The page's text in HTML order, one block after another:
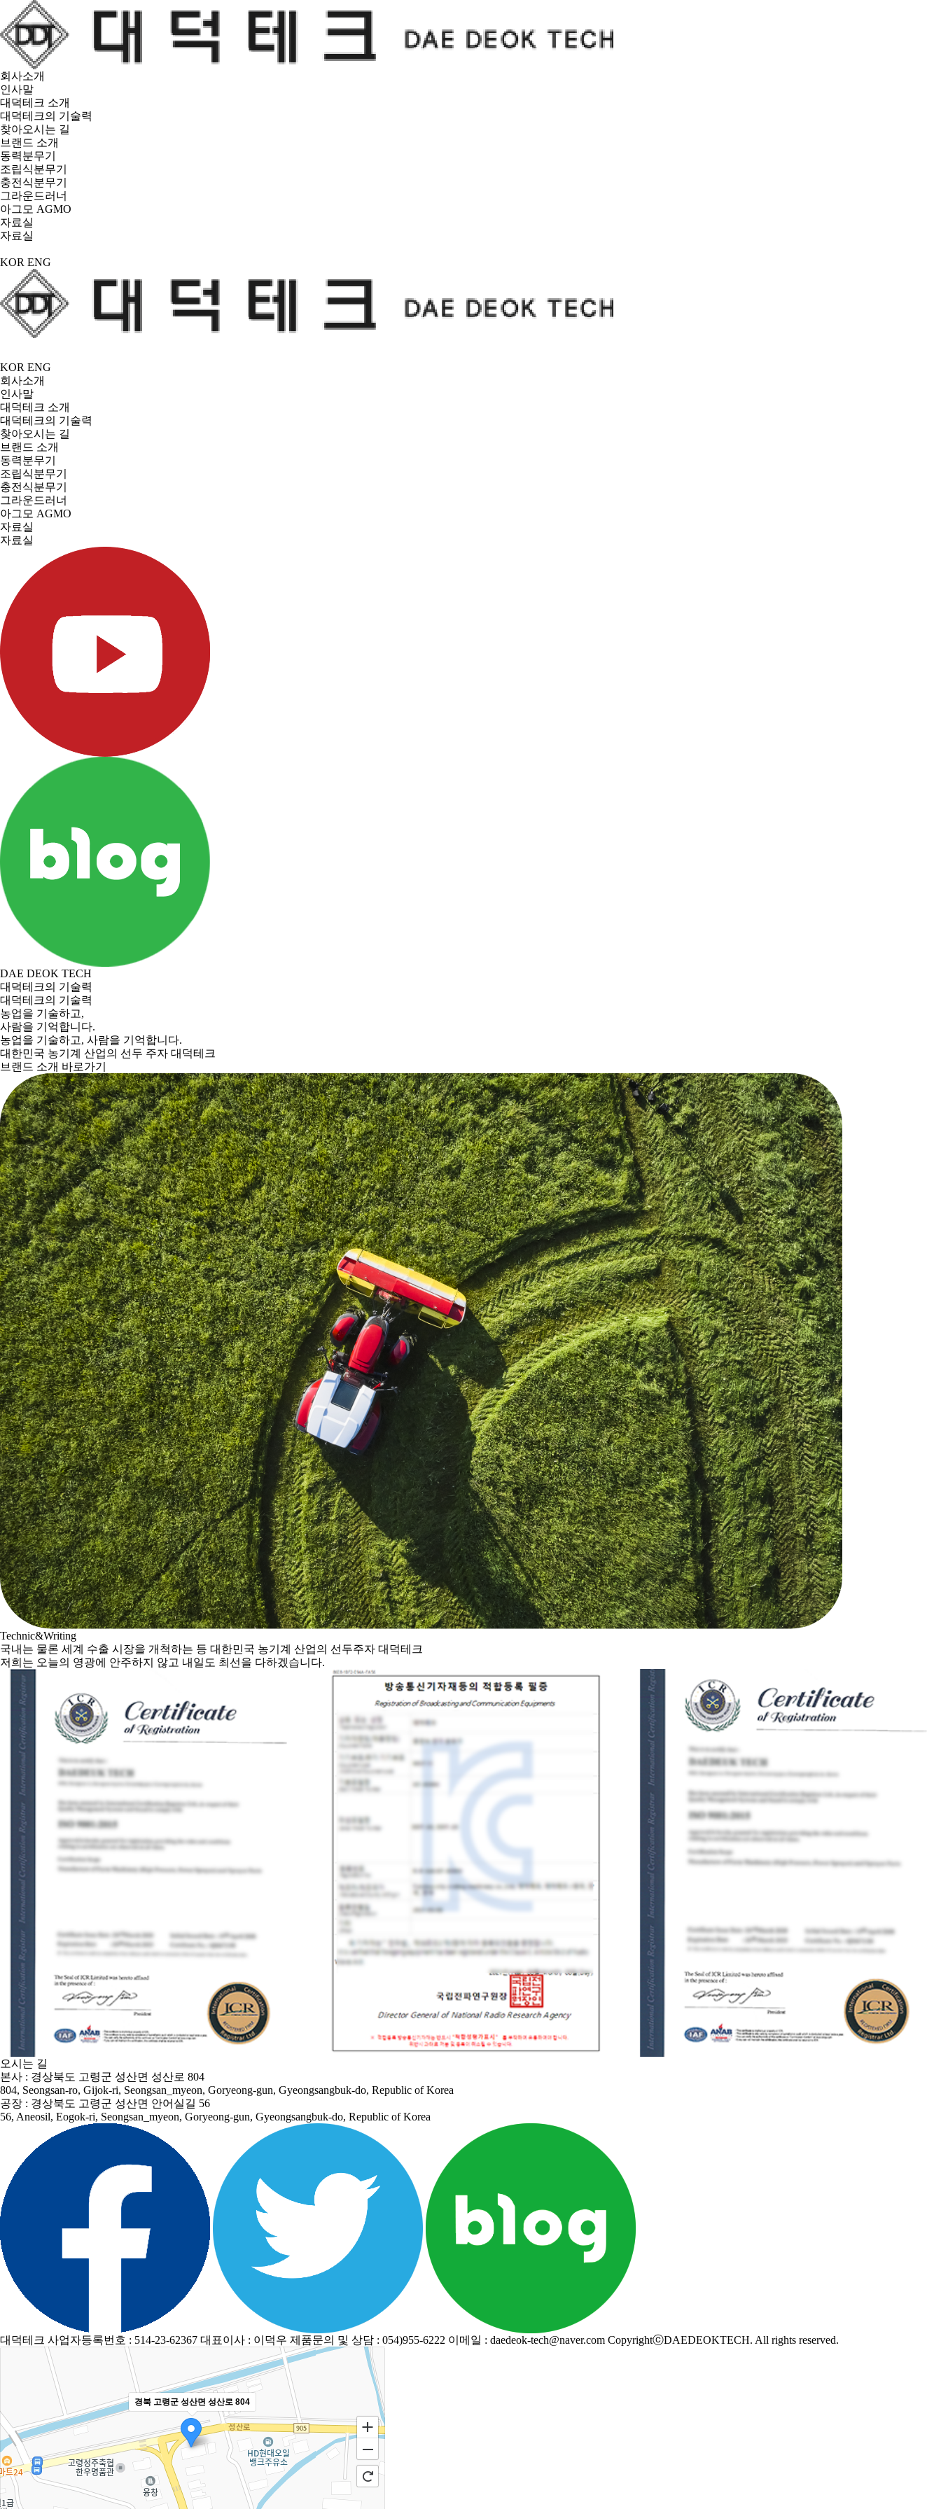
회사소개
인사말
대덕테크 소개
대덕테크의 기술력
찾아오시는 길
브랜드 소개
동력분무기
조립식분무기
충전식분무기
그라운드러너
아그모 AGMO
자료실
자료실
KOR ENG
KOR ENG
회사소개
인사말
대덕테크 소개
대덕테크의 기술력
찾아오시는 길
브랜드 소개
동력분무기
조립식분무기
충전식분무기
그라운드러너
아그모 AGMO
자료실
자료실
DAE DEOK TECH
대덕테크의 기술력
대덕테크의 기술력
농업을 기술하고,
사람을 기억합니다.
농업을 기술하고, 사람을 기억합니다.
대한민국 농기계 산업의 선두 주자 대덕테크
브랜드 소개 바로가기
Technic&Writing
국내는 물론 세계 수출 시장을 개척하는 등 대한민국 농기계 산업의 선두주자 대덕테크
저희는 오늘의 영광에 안주하지 않고 내일도 최선을 다하겠습니다.
오시는 길
본사 : 경상북도 고령군 성산면 성산로 804
804, Seongsan-ro, Gijok-ri, Seongsan_myeon, Goryeong-gun, Gyeongsangbuk-do, Republic of Korea
공장 : 경상북도 고령군 성산면 안어실길 56
56, Aneosil, Eogok-ri, Seongsan_myeon, Goryeong-gun, Gyeongsangbuk-do, Republic of Korea
대덕테크 사업자등록번호 : 514-23-62367 대표이사 : 이덕우 제품문의 및 상담 : 054)955-6222 이메일 : daedeok-tech@naver.com CopyrightⓒDAEDEOKTECH. All rights reserved.
경북 고령군 성산면 성산로 804